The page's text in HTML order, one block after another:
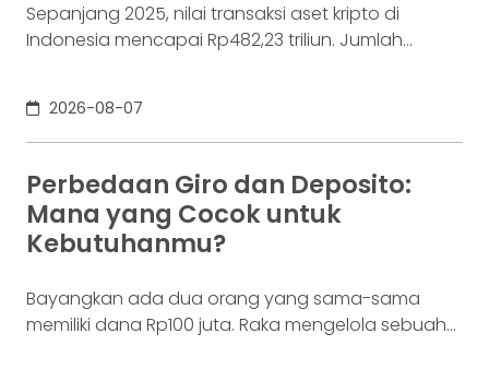
Sepanjang 2025, nilai transaksi aset kripto di
Indonesia mencapai Rp482,23 triliun. Jumlah
(OJK). Angka sebesar itu lahir dari jutaan tindakan
yang di layar terasa sederhana, dari login, memilih
aset, lalu menekan tombol beli. Namun, satu
ketukan tersebut bukan akhir proses. Di belakang
layar,
2026-08-07
Perbedaan Giro dan Deposito:
Mana yang Cocok untuk
Kebutuhanmu?
Bayangkan ada dua orang yang sama-sama
memiliki dana Rp100 juta. Raka mengelola sebuah